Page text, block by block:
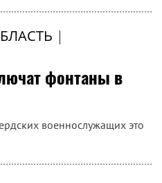
|
фонтаны в
военнослужащих это